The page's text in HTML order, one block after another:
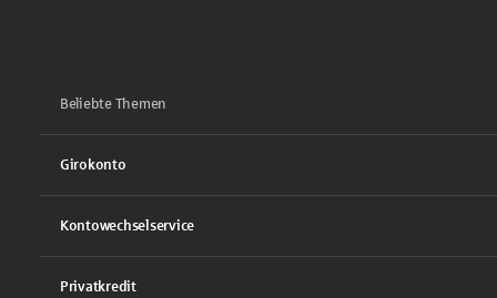
Beliebte Themen
Girokonto
Kontowechselservice
Privatkredit